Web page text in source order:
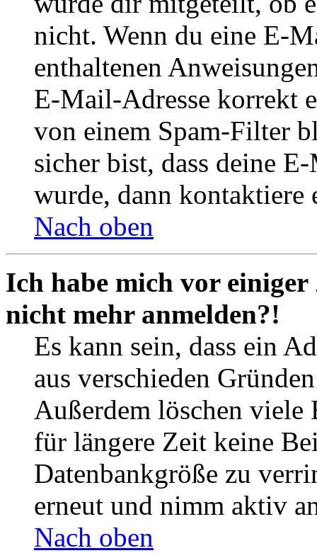
nicht. Wenn du eine E-
enthaltenen
E-Mail-Adresse korrekt
von einem Spam-Filter
sicher bist, dass deine
wurde, dann kontaktiere
Nach oben
Ich habe mich vor
nicht mehr anmelden?!
Es kann sein, dass ein
aus verschieden
Außerdem löschen viele
für längere Zeit keine
Datenbankgröße zu
erneut und nimm aktiv
Nach oben